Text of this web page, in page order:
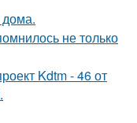
не только
Kdtm - 46 от